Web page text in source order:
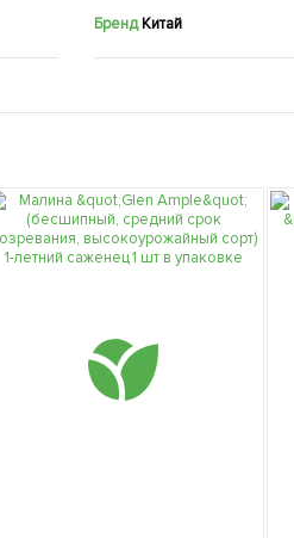
БрендКитай